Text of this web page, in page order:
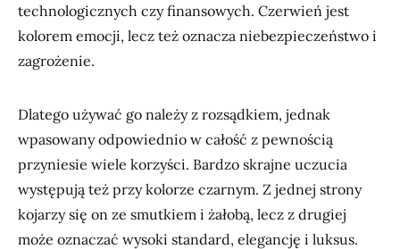
technologicznych czy finansowych. Czerwień jest
kolorem emocji, lecz też oznacza niebezpieczeństwo i
zagrożenie.
Dlatego używać go należy z rozsądkiem, jednak
wpasowany odpowiednio w całość z pewnością
przyniesie wiele korzyści. Bardzo skrajne uczucia
występują też przy kolorze czarnym. Z jednej strony
kojarzy się on ze smutkiem i żałobą, lecz z drugiej
może oznaczać wysoki standard, elegancję i luksus.